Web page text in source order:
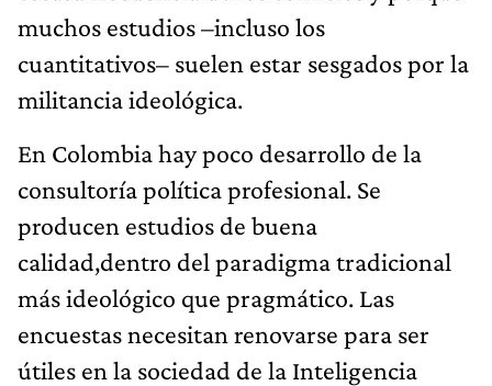
muchos estudios –incluso los
cuantitativos– suelen estar sesgados por la
militancia ideológica.
En Colombia hay poco desarrollo de la
consultoría política profesional. Se
producen estudios de buena
calidad,dentro del paradigma tradicional
más ideológico que pragmático. Las
encuestas necesitan renovarse para ser
útiles en la sociedad de la Inteligencia